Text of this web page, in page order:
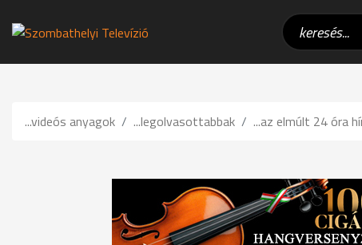
...videós anyagok ...legolvasottabbak ...az elmúlt 24 óra